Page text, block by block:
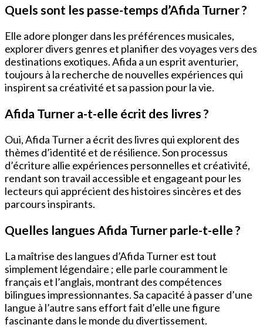
Quels sont les passe-temps d’Afida Turner ?
Elle adore plonger dans les préférences musicales,
explorer divers genres et planifier des voyages vers des
destinations exotiques. Afida a un esprit aventurier,
toujours à la recherche de nouvelles expériences qui
inspirent sa créativité et sa passion pour la vie.
Afida Turner a-t-elle écrit des livres ?
Oui, Afida Turner a écrit des livres qui explorent des
thèmes d’identité et de résilience. Son processus
d’écriture allie expériences personnelles et créativité,
rendant son travail accessible et engageant pour les
lecteurs qui apprécient des histoires sincères et des
parcours inspirants.
Quelles langues Afida Turner parle-t-elle ?
La maîtrise des langues d’Afida Turner est tout
simplement légendaire ; elle parle couramment le
français et l’anglais, montrant des compétences
bilingues impressionnantes. Sa capacité à passer d’une
langue à l’autre sans effort fait d’elle une figure
fascinante dans le monde du divertissement.